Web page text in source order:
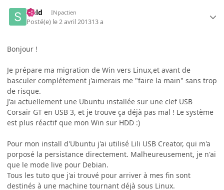
sield INpactien
Posté(e) le 2 avril 201313 a
Bonjour !
Je prépare ma migration de Win vers Linux,et avant de
basculer complétement j'aimerais me "faire la main" sans trop
de risque.
J'ai actuellement une Ubuntu installée sur une clef USB
Corsair GT en USB 3, et je trouve ça déjà pas mal ! Le système
est plus réactif que mon Win sur HDD :)
Pour mon install d'Ubuntu j'ai utilisé Lili USB Creator, qui m'a
porposé la persistance directement. Malheureusement, je n'ai
que le mode live pour Debian.
Tous les tuto que j'ai trouvé pour arriver à mes fin sont
destinés à une machine tournant déjà sous Linux.